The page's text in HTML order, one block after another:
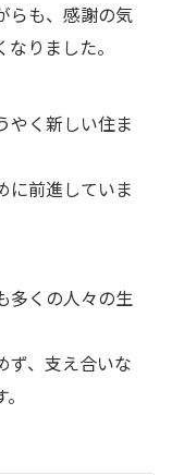
らも、感謝の気
りました。
やく新しい住ま
に前進していま
多くの人々の生
ず、支え合いな